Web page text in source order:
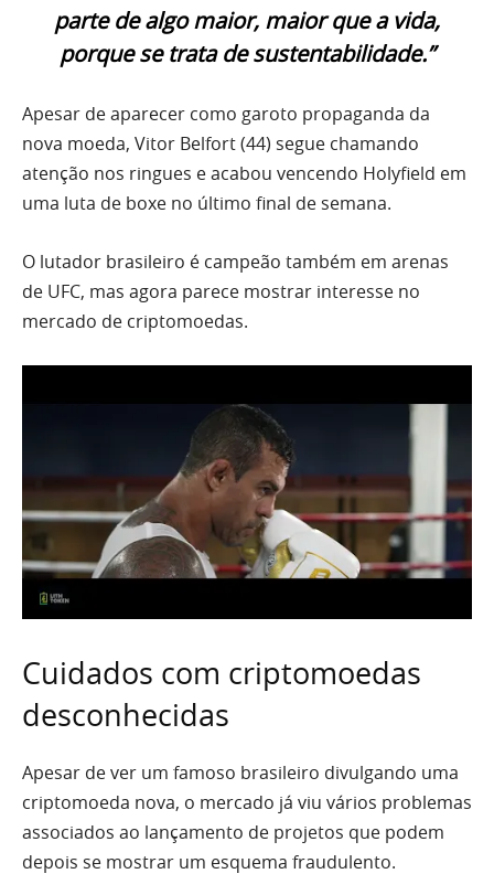
parte de algo maior, maior que a vida,
porque se trata de sustentabilidade.”
Apesar de aparecer como garoto propaganda da
nova moeda, Vitor Belfort (44) segue chamando
atenção nos ringues e acabou vencendo Holyfield em
uma luta de boxe no último final de semana.
O lutador brasileiro é campeão também em arenas
de UFC, mas agora parece mostrar interesse no
mercado de criptomoedas.
Cuidados com criptomoedas
desconhecidas
Apesar de ver um famoso brasileiro divulgando uma
criptomoeda nova, o mercado já viu vários problemas
associados ao lançamento de projetos que podem
depois se mostrar um esquema fraudulento.